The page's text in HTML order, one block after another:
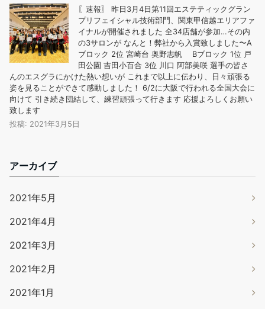
〖速報〗 昨日3月4日第11回エステティックグラン
プリフェイシャル技術部門、関東甲信越エリアファ
イナルが開催されました 全34店舗が参加…その内
の3サロンが なんと！弊社から入賞致しました〜A
ブロック 2位 宮崎台 奥野志帆 Bブロック 1位 戸
田公園 吉田小百合 3位 川口 阿部美咲 選手の皆さ
んのエスグラにかけた熱い想いが これまで以上に伝わり、日々頑張る
姿を見ることができて感動しました！ 6/2に大阪で行われる全国大会に
向けて 引き続き団結して、練習頑張って行きます 応援よろしくお願い
致します
投稿: 2021年3月5日
アーカイブ
2021年5月
2021年4月
2021年3月
2021年2月
2021年1月